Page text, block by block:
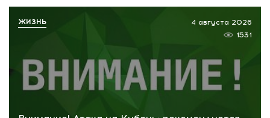
4 августа 2026
1531
ЖИЗНЬ